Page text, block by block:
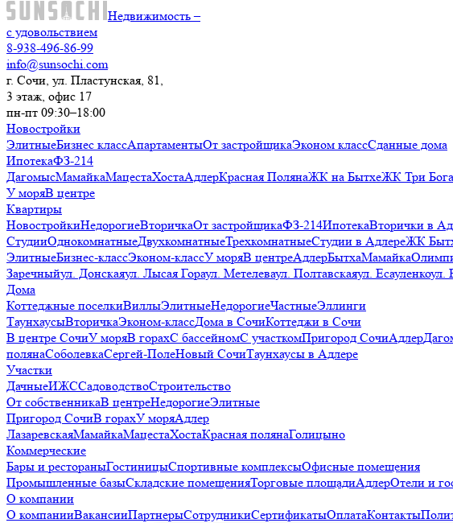
Недвижимость –
с удовольствием
8-938-496-86-99
info@sunsochi.com
г. Сочи, ул. Пластунская, 81,
3 этаж, офис 17
пн-пт 09:30–18:00
Новостройки
ЭлитныеБизнес классАпартаментыОт застройщикаЭконом классСданные дома
ИпотекаФЗ-214
ДагомысМамайкаМацестаХостаАдлерКрасная ПолянаЖК на БытхеЖК Три
У моряВ центре
Квартиры
НовостройкиНедорогиеВторичкаОт застройщикаФЗ-214ИпотекаВторички в
СтудииОднокомнатныеДвухкомнатныеТрехкомнатныеСтудии в АдлереЖК
ЭлитныеБизнес-классЭконом-классУ моряВ центреАдлерБытхаМамайка
Заречныйул. Донскаяул. Лысая Гораул. Метелеваул. Полтавскаяул. Есауленкоул.
Дома
Коттеджные поселкиВиллыЭлитныеНедорогиеЧастныеЭллинги
ТаунхаусыВторичкаЭконом-классДома в СочиКоттеджи в Сочи
В центре СочиУ моряВ горахС бассейномС участкомПригород СочиАдлер
полянаСоболевкаСергей-ПолеНовый СочиТаунхаусы в Адлере
Участки
ДачныеИЖССадоводствоСтроительство
От собственникаВ центреНедорогиеЭлитные
Пригород СочиВ горахУ моряАдлер
ЛазаревскаяМамайкаМацестаХостаКрасная полянаГолицыно
Коммерческие
Бары и рестораныГостиницыСпортивные комплексыОфисные помещения
Промышленные базыСкладские помещенияТорговые площадиАдлерОтели и
О компании
О компанииВакансииПартнерыСотрудникиСертификатыОплатаКонтакты